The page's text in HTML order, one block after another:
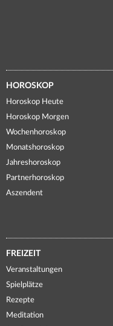
HOROSKOP
Horoskop Heute
Horoskop Morgen
Wochenhoroskop
Monatshoroskop
Jahreshoroskop
Partnerhoroskop
Aszendent
FREIZEIT
Veranstaltungen
Spielplätze
Rezepte
Meditation